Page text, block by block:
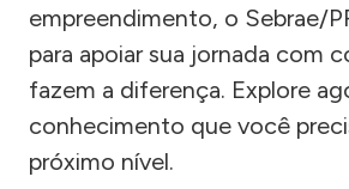
empreendimento, o Sebrae/
para apoiar sua jornada com
fazem a diferença. Explore
conhecimento que você
próximo nível.